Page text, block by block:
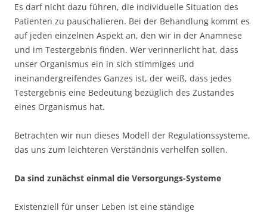
Es darf nicht dazu führen, die individuelle Situation des
Patienten zu pauschalieren. Bei der Behandlung kommt es
auf jeden einzelnen Aspekt an, den wir in der Anamnese
und im Testergebnis finden. Wer verinnerlicht hat, dass
unser Organismus ein in sich stimmiges und
ineinandergreifendes Ganzes ist, der weiß, dass jedes
Testergebnis eine Bedeutung bezüglich des Zustandes
eines Organismus hat.
Betrachten wir nun dieses Modell der Regulationssysteme,
das uns zum leichteren Verständnis verhelfen sollen.
Da sind zunächst einmal die Versorgungs-Systeme
Existenziell für unser Leben ist eine ständige